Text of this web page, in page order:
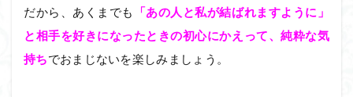
だから、あくまでも
「あの人と私が結ばれますように」
と相手を好きになったときの初心にかえって、純粋な気
持ちでおまじないを楽しみましょう。